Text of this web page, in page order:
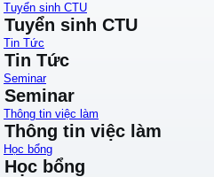
Tuyển sinh CTU
Tuyển sinh CTU
Tin Tức
Tin Tức
Seminar
Seminar
Thông tin việc làm
Thông tin việc làm
Học bổng
Học bổng